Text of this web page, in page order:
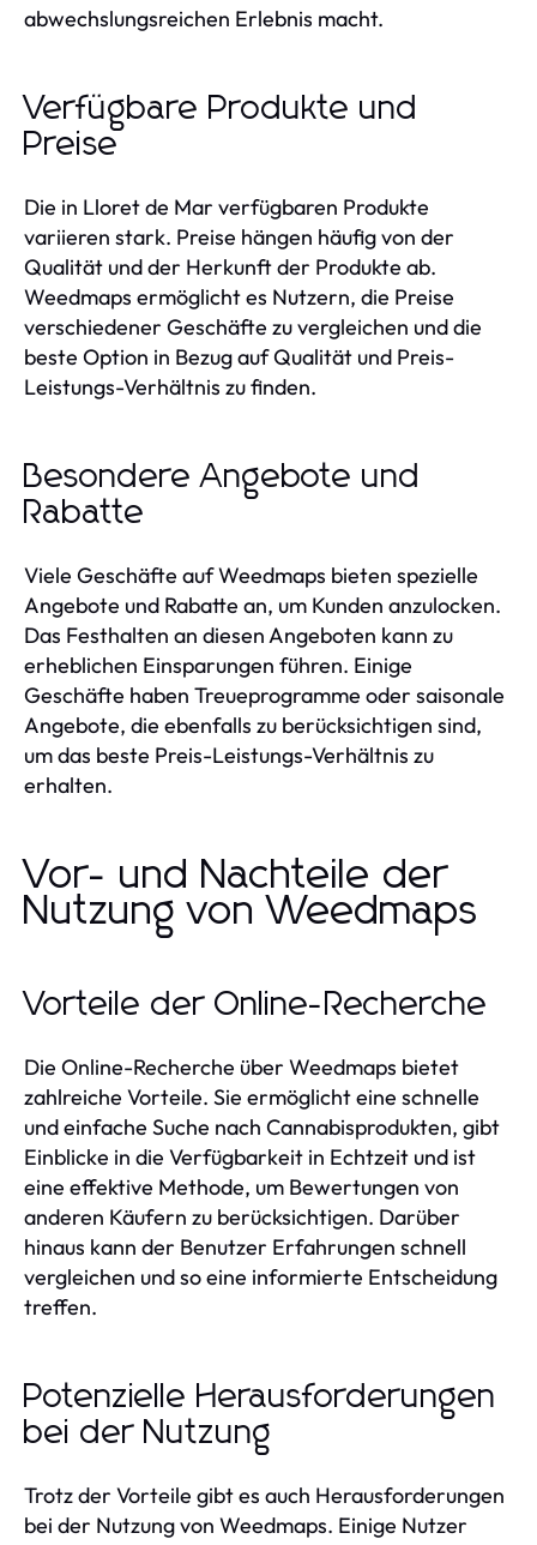
abwechslungsreichen Erlebnis macht.
Verfügbare Produkte und
Preise
Die in Lloret de Mar verfügbaren Produkte
variieren stark. Preise hängen häufig von der
Qualität und der Herkunft der Produkte ab.
Weedmaps ermöglicht es Nutzern, die Preise
verschiedener Geschäfte zu vergleichen und die
beste Option in Bezug auf Qualität und Preis-
Leistungs-Verhältnis zu finden.
Besondere Angebote und
Rabatte
Viele Geschäfte auf Weedmaps bieten spezielle
Angebote und Rabatte an, um Kunden anzulocken.
Das Festhalten an diesen Angeboten kann zu
erheblichen Einsparungen führen. Einige
Geschäfte haben Treueprogramme oder saisonale
Angebote, die ebenfalls zu berücksichtigen sind,
um das beste Preis-Leistungs-Verhältnis zu
erhalten.
Vor- und Nachteile der
Nutzung von Weedmaps
Vorteile der Online-Recherche
Die Online-Recherche über Weedmaps bietet
zahlreiche Vorteile. Sie ermöglicht eine schnelle
und einfache Suche nach Cannabisprodukten, gibt
Einblicke in die Verfügbarkeit in Echtzeit und ist
eine effektive Methode, um Bewertungen von
anderen Käufern zu berücksichtigen. Darüber
hinaus kann der Benutzer Erfahrungen schnell
vergleichen und so eine informierte Entscheidung
treffen.
Potenzielle Herausforderungen
bei der Nutzung
Trotz der Vorteile gibt es auch Herausforderungen
bei der Nutzung von Weedmaps. Einige Nutzer